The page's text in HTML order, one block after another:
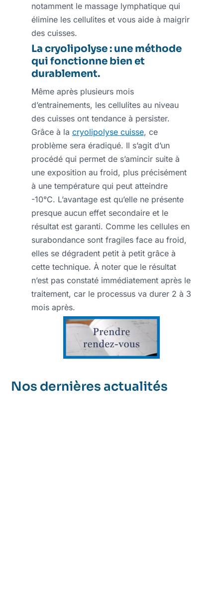
notamment le massage lymphatique qui
élimine les cellulites et vous aide à maigrir
des cuisses.
La cryolipolyse : une méthode
qui fonctionne bien et
durablement.
Même après plusieurs mois
d’entrainements, les cellulites au niveau
des cuisses ont tendance à persister.
Grâce à la cryolipolyse cuisse, ce
problème sera éradiqué. Il s’agit d’un
procédé qui permet de s’amincir suite à
une exposition au froid, plus précisément
à une température qui peut atteindre
-10°C. L’avantage est qu’elle ne présente
presque aucun effet secondaire et le
résultat est garanti. Comme les cellules en
surabondance sont fragiles face au froid,
elles se dégradent petit à petit grâce à
cette technique. À noter que le résultat
n’est pas constaté immédiatement après le
traitement, car le processus va durer 2 à 3
mois après.
Nos dernières actualités